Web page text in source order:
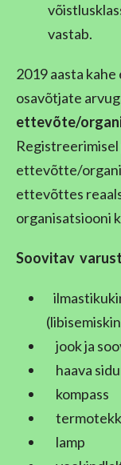
vastab.
2019 aasta
osavõtjate
ettevõte/
Registreerimisel
ettevõtte/
ettevõttes
organisatsiooni
Soovitav
jook ja
haava
kompass
termotekk
lamp